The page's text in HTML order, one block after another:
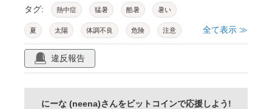
タグ: 熱中症 猛暑 酷暑 暑い
夏 太陽 体調不良 危険 注意
警告 高温 熱波
疲労 夏バテ 熱中症対策 水分補給
全て表示 ≫
違反報告
にーな (neena)さんをビットコインで応援しよう!